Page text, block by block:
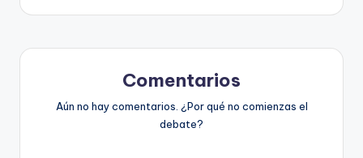
Comentarios
Aún no hay comentarios. ¿Por qué no comienzas el
debate?